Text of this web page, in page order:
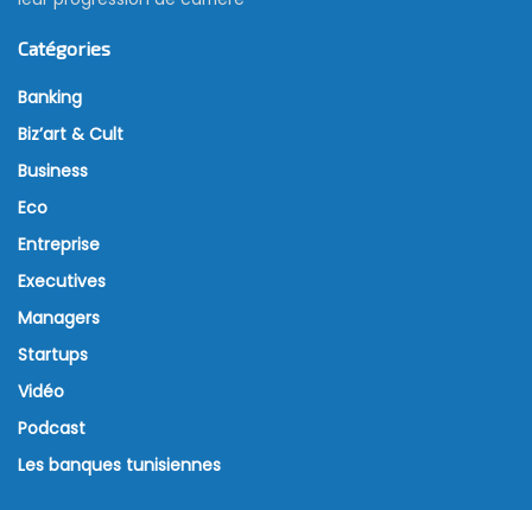
Catégories
Banking
Biz’art & Cult
Business
Eco
Entreprise
Executives
Managers
Startups
Vidéo
Podcast
Les banques tunisiennes